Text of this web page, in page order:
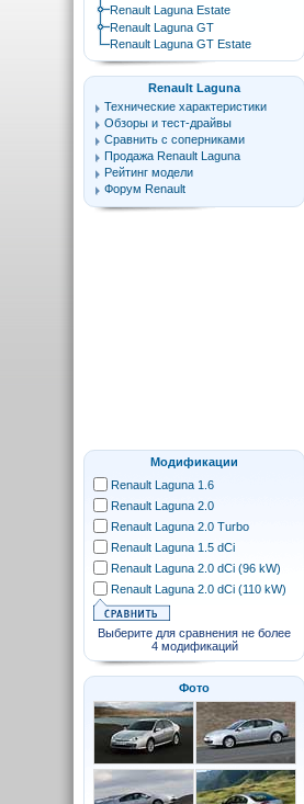
Renault Laguna Estate
Renault Laguna GT
Renault Laguna GT Estate
Renault Laguna
Технические характеристики
Обзоры и тест-драйвы
Сравнить с соперниками
Продажа Renault Laguna
Рейтинг модели
Форум Renault
Модификации
Renault Laguna 1.6
Renault Laguna 2.0
Renault Laguna 2.0 Turbo
Renault Laguna 1.5 dCi
Renault Laguna 2.0 dCi (96 kW)
Renault Laguna 2.0 dCi (110 kW)
Выберите для сравнения не более
4 модификаций
Фото